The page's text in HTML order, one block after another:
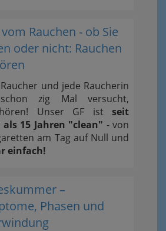
Rauchen - ob Sie
oder nicht: Rauchen
Raucher und jede Raucherin
zig Mal versucht,
Unser GF ist seit
15 Jahren "clean" - von
am Tag auf Null und
einfach!
–
Phasen und